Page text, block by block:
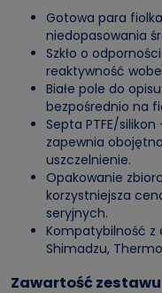
Gotowa para
niedopasowania
Szkło o
reaktywność
Białe pole do
bezpośrednio na
Septa PTFE/
zapewnia
uszczelnienie.
Opakowanie
korzystniejsza
seryjnych.
Kompatybilność z
Shimadzu,
Zawartość zestawu